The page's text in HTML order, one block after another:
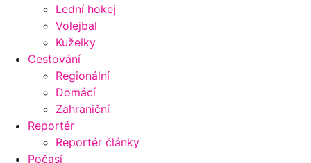
Lední hokej
Volejbal
Kuželky
Cestování
Regionální
Domácí
Zahraniční
Reportér
Reportér články
Počasí